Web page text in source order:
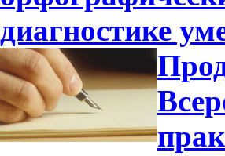
диагностике